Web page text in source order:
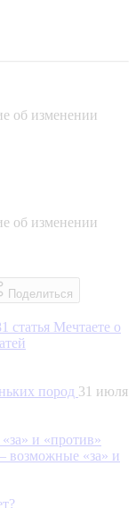
об изменении
об изменении
Поделиться
статья Мечтаете о
пород 31 июля
«за» и